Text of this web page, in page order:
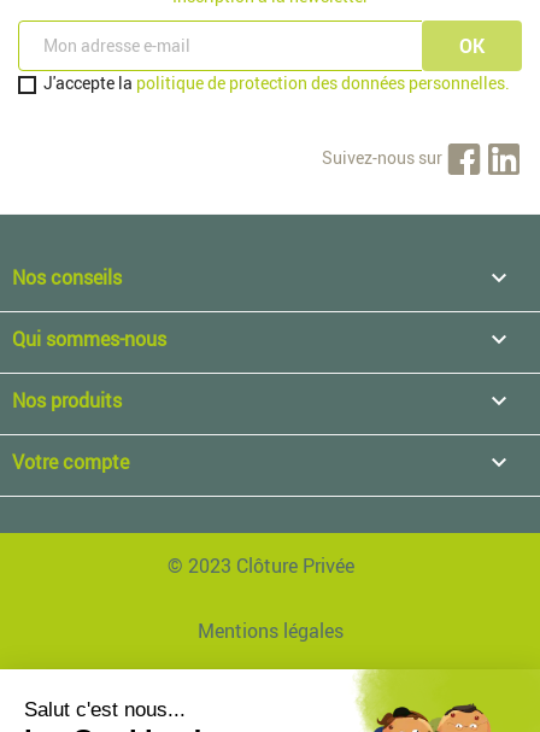
J'accepte la politique de protection des données personnelles.
Suivez-nous sur
Nos conseils 
Qui sommes-nous 
Nos produits 
Votre compte 
© 2023 Clôture Privée
Mentions légales
Données personnelles